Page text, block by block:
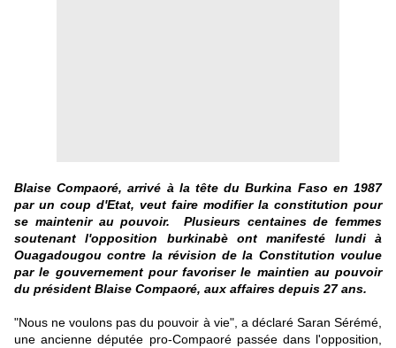
Blaise Compaoré, arrivé à la tête du Burkina Faso en 1987
par un coup d'Etat, veut faire modifier la constitution pour
se maintenir au pouvoir. Plusieurs centaines de femmes
soutenant l'opposition burkinabè ont manifesté lundi à
Ouagadougou contre la révision de la Constitution voulue
par le gouvernement pour favoriser le maintien au pouvoir
du président Blaise Compaoré, aux affaires depuis 27 ans.
"Nous ne voulons pas du pouvoir à vie", a déclaré Saran Sérémé,
une ancienne députée pro-Compaoré passée dans l'opposition,